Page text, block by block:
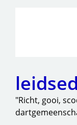
"Richt, gooi,